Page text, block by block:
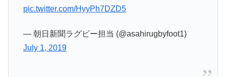
pic.twitter.com/HyyPh7DZD5
— 朝日新聞ラグビー担当 (@asahirugbyfoot1)
July 1, 2019